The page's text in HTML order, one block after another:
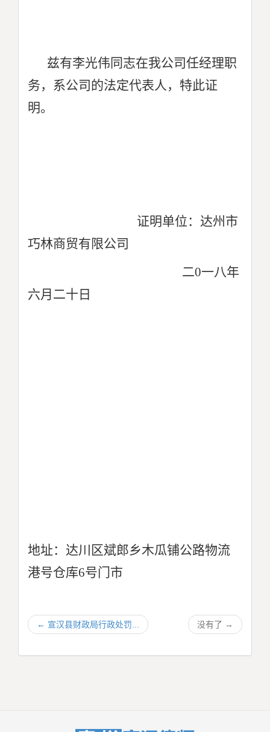
兹有李光伟同志在我公司任经理职
务，系公司的法定代表人，特此证
明。
证明单位：达州市
巧林商贸有限公司
二0一八年
六月二十日
地址：达川区斌郎乡木瓜铺公路物流
港号仓库6号门市
← 宣汉县财政局行政处罚... 没有了 →